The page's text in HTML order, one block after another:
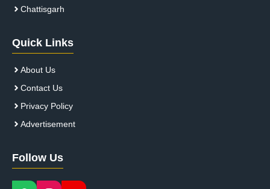
Chattisgarh
Quick Links
About Us
Contact Us
Privacy Policy
Advertisement
Follow Us